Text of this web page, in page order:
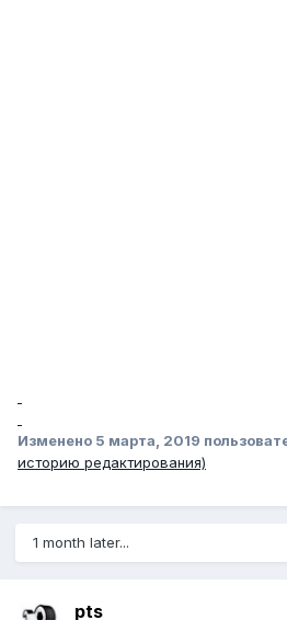
Изменено 5 марта, 2019
историю редактирования)
1 month later...
pts